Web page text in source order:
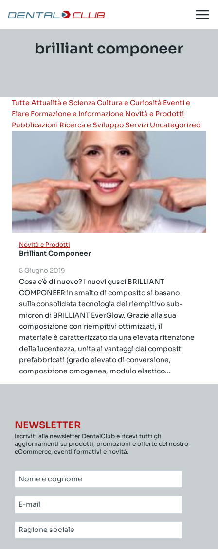
contenuto
brilliant componeer
Tutte Attualità e Scienza Cultura e Curiosità Eventi e
Fiere Formazione e Informazione Novità e Prodotti
Pubblicazioni Ricerca e SviluppoServizi Uncategorized
Novità e Prodotti
Brilliant Componeer
5 Giugno 2019
Cosa c’è di nuovo? I nuovi gusci BRILLIANT
COMPONEER in smalto di composito si basano
sulla consolidata tecnologia del riempitivo sub-
micron di BRILLIANT EverGlow. Grazie alla sua
composizione con riempitivi ottimizzati, il
materiale è caratterizzato da una elevata ritenzione
della lucentezza, unita ai vantaggi dei compositi
prefabbricati (grado elevato di conversione,
composizione omogenea, modulo elastico...
NEWSLETTER
Iscriviti alla newsletter DentalClub e ricevi tutti gli
aggiornamenti su prodotti, promozioni e offerte del nostro
eCommerce, eventi formativi e novità.
Nome
e
cognome*
E-
mail*
Ragione
sociale*